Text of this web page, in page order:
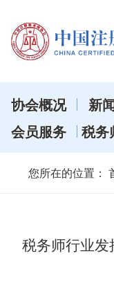
协会概况 新
会员服务
税务
您所在的位置：
税务师行业发